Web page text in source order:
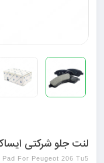
لنت جلو شرکتی ایساکو پژو 206
For Peugeot 206 Tu5